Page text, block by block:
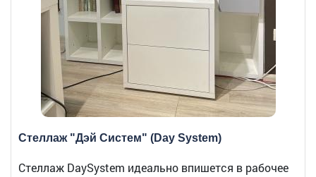
Стеллаж "Дэй Систем" (Day System)
Стеллаж DaySystem идеально впишется в рабочее